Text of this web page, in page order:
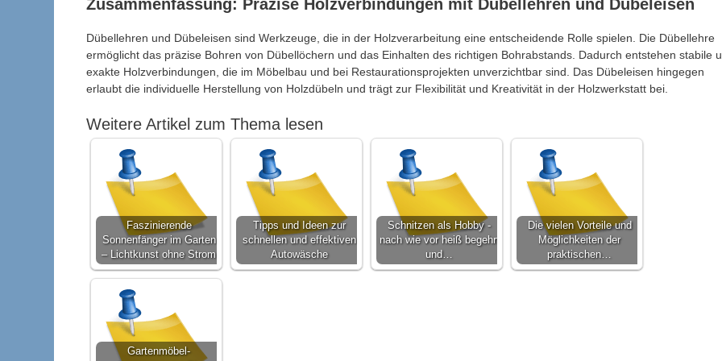
Zusammenfassung: Präzise Holzverbindungen mit Dübellehren und Dübeleisen
Dübellehren und Dübeleisen sind Werkzeuge, die in der Holzverarbeitung eine entscheidende Rolle spielen. Die Dübellehre
ermöglicht das präzise Bohren von Dübellöchern und das Einhalten des richtigen Bohrabstands. Dadurch entstehen stabile
exakte Holzverbindungen, die im Möbelbau und bei Restaurationsprojekten unverzichtbar sind. Das Dübeleisen hingegen
erlaubt die individuelle Herstellung von Holzdübeln und trägt zur Flexibilität und Kreativität in der Holzwerkstatt bei.
Weitere Artikel zum Thema lesen
Faszinierende
Sonnenfänger im Garten
– Lichtkunst ohne Strom
Tipps und Ideen zur
schnellen und effektiven
Autowäsche
Schnitzen als Hobby -
nach wie vor heiß begehrt
und…
Die vielen Vorteile und
Möglichkeiten der
praktischen…
Gartenmöbel-